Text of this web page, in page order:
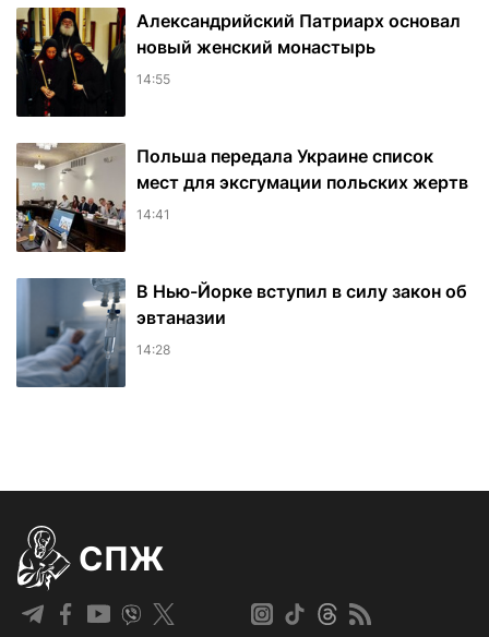
Александрийский Патриарх основал
новый женский монастырь
14:55
Польша передала Украине список
мест для эксгумации польских жертв
14:41
В Нью-Йорке вступил в силу закон об
эвтаназии
14:28
СПЖ